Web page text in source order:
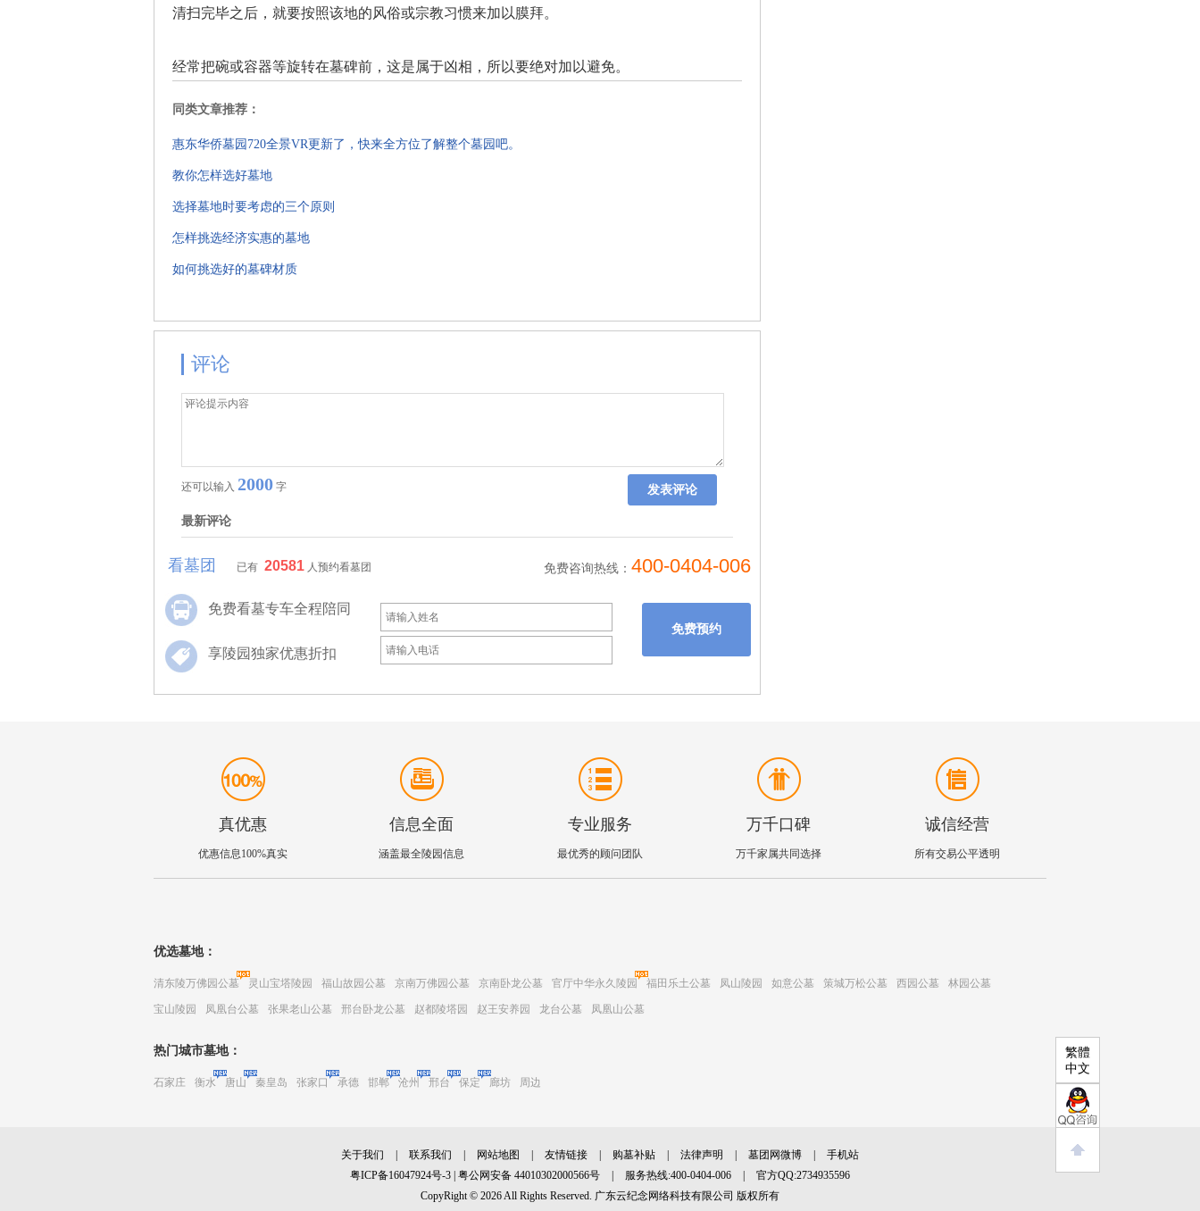
清扫完毕之后，就要按照该地的风俗或宗教习惯来加以膜拜。
经常把碗或容器等旋转在墓碑前，这是属于凶相，所以要绝对加以避免。
同类文章推荐：
惠东华侨墓园720全景VR更新了，快来全方位了解整个墓园吧。
教你怎样选好墓地
选择墓地时要考虑的三个原则
怎样挑选经济实惠的墓地
如何挑选好的墓碑材质
评论
还可以输入 2000 字
最新评论
免费咨询热线： 400-0404-006
看墓团 已有 20581 人预约看墓团
免费看墓专车全程陪同
享陵园独家优惠折扣
真优惠
优惠信息100%真实
信息全面
涵盖最全陵园信息
专业服务
最优秀的顾问团队
万千口碑
万千家属共同选择
诚信经营
所有交易公平透明
优选墓地：
清东陵万佛园公墓 灵山宝塔陵园 福山故园公墓 京南万佛园公墓 京南卧龙公墓 官厅中华永久陵园 福田乐土公墓 凤山陵园 如意公墓 策城万松公墓 西园公墓 林园公墓
宝山陵园 凤凰台公墓 张果老山公墓 邢台卧龙公墓 赵都陵塔园 赵王安养园 龙台公墓 凤凰山公墓
热门城市墓地：
石家庄 衡水 唐山 秦皇岛 张家口 承德 邯郸 沧州 邢台 保定 廊坊 周边
关于我们 联系我们 网站地图 友情链接 购墓补贴 法律声明 墓团网微博
手机站
粤ICP备16047924号-3 粤公网安备 44010302000566号 服务热线:400-0404-006
官方QQ:2734935596
CopyRight © 2026 All Rights Reserved. 广东云纪念网络科技有限公司 版权所有
繁體
中文